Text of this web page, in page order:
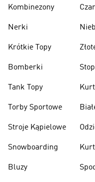
Kombinezony
Nerki
Krótkie Topy
Bomberki
Tank Topy
Torby Sportowe
Stroje Kąpielowe
Snowboarding
Bluzy